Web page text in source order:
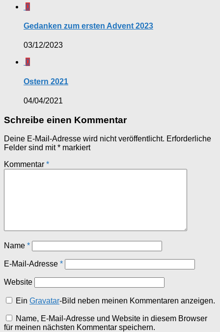
0
Gedanken zum ersten Advent 2023
03/12/2023
0
Ostern 2021
04/04/2021
Schreibe einen Kommentar
Deine E-Mail-Adresse wird nicht veröffentlicht. Erforderliche
Felder sind mit* markiert
Kommentar *
Name *
E-Mail-Adresse *
Website
EinGravatar-Bild neben meinen Kommentaren anzeigen.
Name, E-Mail-Adresse und Website in diesem Browser
für meinen nächsten Kommentar speichern.